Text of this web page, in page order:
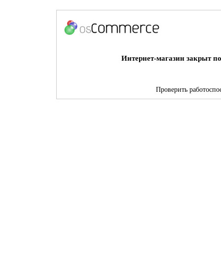
Интернет-магазин закрыт
Проверить